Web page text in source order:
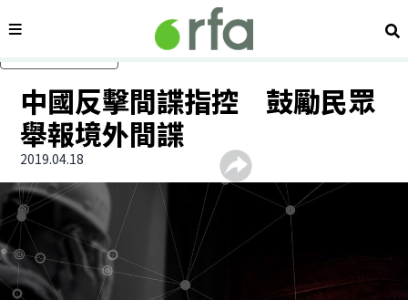
內容分類 搜
中國反擊間諜指控 鼓勵民眾
舉報境外間諜
2019.04.18